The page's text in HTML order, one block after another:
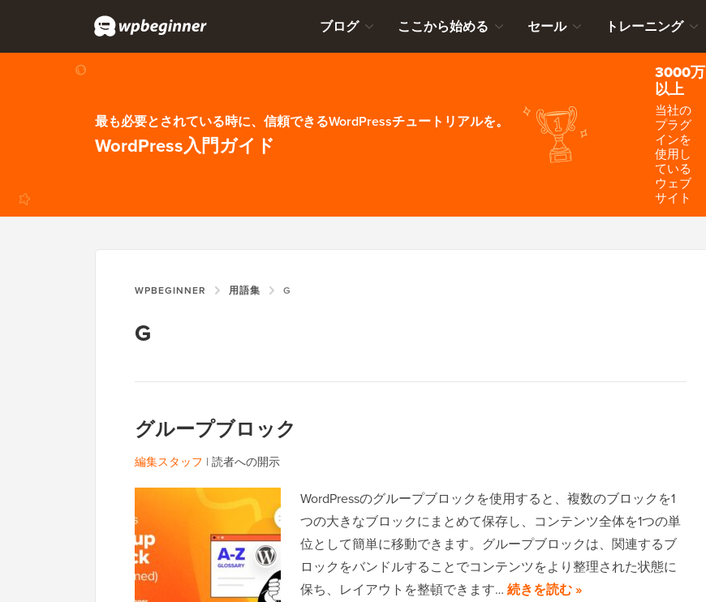
ブログ ここから始める セール トレーニング
最も必要とされている時に、信頼できるWordPressチュートリアルを。
WordPress入門ガイド
3000万
以上
当社の
プラグ
インを
使用し
ている
ウェブ
サイト
WPBEGINNER 用語集 G
G
グループブロック
編集スタッフ | 読者への開示
WordPressのグループブロックを使用すると、複数のブロックを1
つの大きなブロックにまとめて保存し、コンテンツ全体を1つの単
位として簡単に移動できます。グループブロックは、関連するブ
ロックをバンドルすることでコンテンツをより整理された状態に
保ち、レイアウトを整頓できます… 続きを読む »